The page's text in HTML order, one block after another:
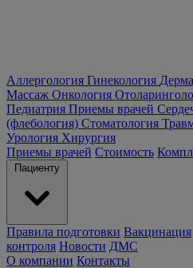
Аллергология Гинекология
Массаж Онкология
Педиатрия Приемы врачей
(флебология) Стоматология
Урология Хирургия
Приемы врачей Стоимость
Пациенту
Правила подготовки Вакцинация
контроля Новости ДМС
О компании Контакты